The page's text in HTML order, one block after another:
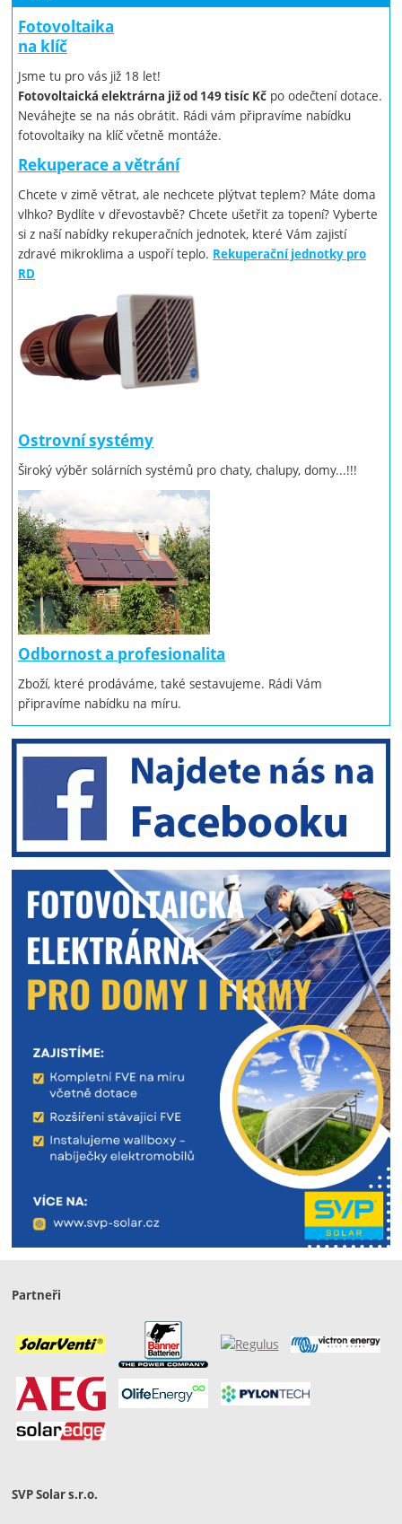
Fotovoltaika
na klíč
Jsme tu pro vás již 18 let!
Fotovoltaická elektrárna již od 149 tisíc Kč po odečtení dotace.
Neváhejte se na nás obrátit. Rádi vám připravíme nabídku
fotovoltaiky na klíč včetně montáže.
Rekuperace a větrání
Chcete v zimě větrat, ale nechcete plýtvat teplem? Máte doma
vlhko? Bydlíte v dřevostavbě? Chcete ušetřit za topení? Vyberte
si z naší nabídky rekuperačních jednotek, které Vám zajistí
zdravé mikroklima a uspoří teplo. Rekuperační jednotky pro
RD
Ostrovní systémy
Široký výběr solárních systémů pro chaty, chalupy, domy...!!!
Odbornost a profesionalita
Zboží, které prodáváme, také sestavujeme. Rádi Vám
připravíme nabídku na míru.
Partneři
SVP Solar s.r.o.